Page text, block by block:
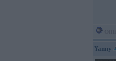
Yanny